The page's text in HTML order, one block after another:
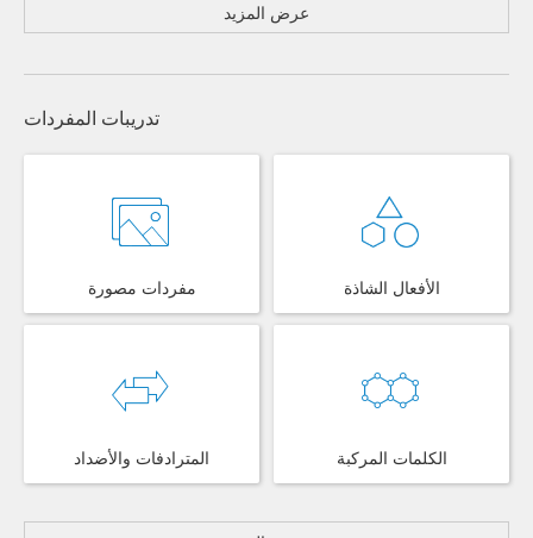
عرض المزيد
تدريبات المفردات
مفردات مصورة الأفعال الشاذة
المترادفات والأضداد الكلمات المركبة